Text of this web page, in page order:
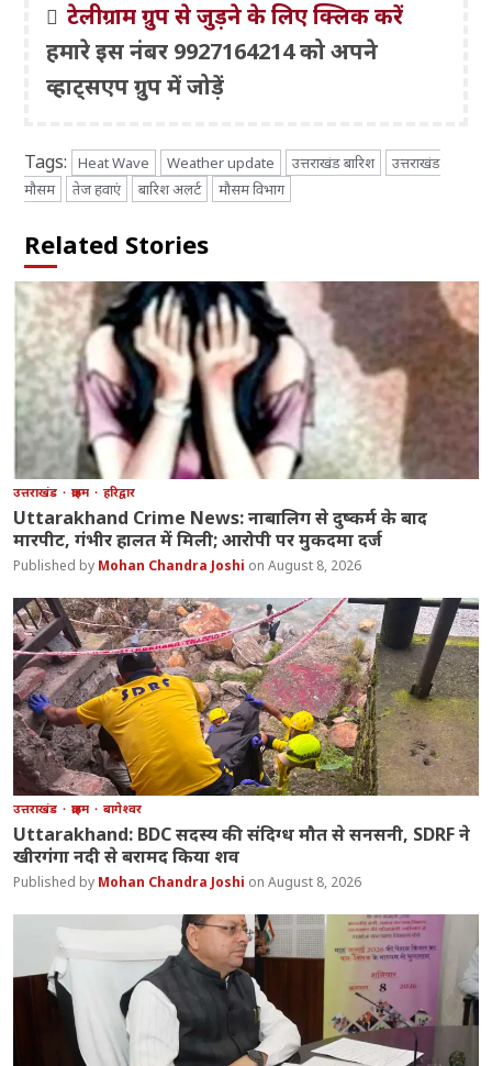
टेलीग्राम ग्रुप से जुड़ने के लिए क्लिक करें
हमारे इस नंबर 9927164214 को अपने
व्हाट्सएप ग्रुप में जोड़ें
Tags: Heat Wave Weather update उत्तराखंड बारिश
उत्तराखंड
मौसम
तेज हवाएं बारिश अलर्ट मौसम विभाग
Related Stories
उत्तराखंड क्राइम हरिद्वार
Uttarakhand Crime News: नाबालिग से दुष्कर्म के बाद
मारपीट, गंभीर हालत में मिली; आरोपी पर मुकदमा दर्ज
Mohan Chandra Joshi August 8, 2026
उत्तराखंड क्राइम बागेश्वर
Uttarakhand: BDC सदस्य की संदिग्ध मौत से सनसनी, SDRF ने
खीरगंगा नदी से बरामद किया शव
Mohan Chandra Joshi August 8, 2026